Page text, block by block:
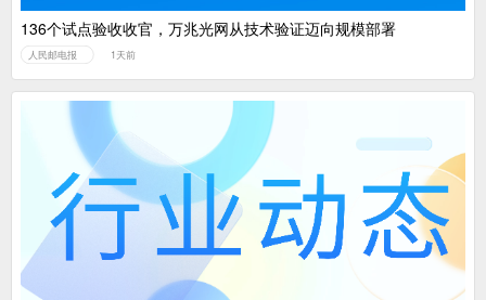
136个试点验收收官，万兆光网从技术验证迈向规模部署
人民邮电报 1天前